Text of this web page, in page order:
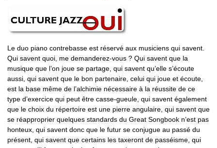
Le duo piano contrebasse est réservé aux musiciens qui savent.
Qui savent quoi, me demanderez-vous ? Qui savent que la
musique que l’on joue se partage, qui savent qu’elle s’écoute
aussi, qui savent que le bon partenaire, celui qui joue et écoute,
est la base même de l’alchimie nécessaire à la réussite de ce
type d’exercice qui peut être casse-gueule, qui savent également
que le choix du répertoire est une pierre angulaire, qui savent que
se réapproprier quelques standards du Great Songbook n’est pas
honteux, qui savent donc que le futur se conjugue au passé du
présent, qui savent que certains les taxeront de passéisme, qui